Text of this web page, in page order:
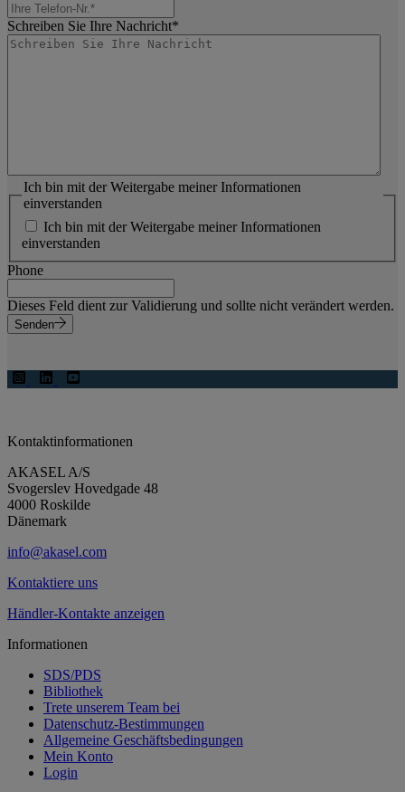
Schreiben Sie Ihre Nachricht*
Ich bin mit der Weitergabe meiner Informationen
einverstanden
Ich bin mit der Weitergabe meiner Informationen
einverstanden
Phone
Dieses Feld dient zur Validierung und sollte nicht verändert werden.
Senden
Kontaktinformationen
AKASEL A/S
Svogerslev Hovedgade 48
4000 Roskilde
Dänemark
info@akasel.com
Kontaktiere uns
Händler-Kontakte anzeigen
Informationen
SDS/PDS
Bibliothek
Trete unserem Team bei
Datenschutz-Bestimmungen
Allgemeine Geschäftsbedingungen
Mein Konto
Login